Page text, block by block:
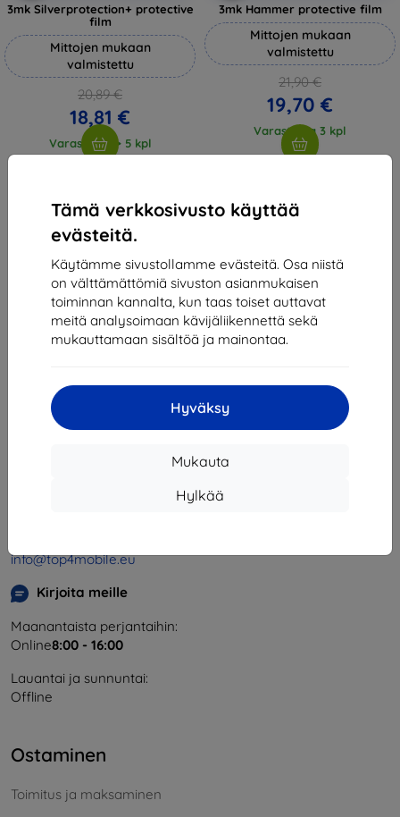
Tämä verkkosivusto käyttää
evästeitä.
Käytämme sivustollamme evästeitä. Osa niistä
on välttämättömiä sivuston asianmukaisen
toiminnan kannalta, kun taas toiset auttavat
meitä analysoimaan kävijäliikennettä sekä
mukauttamaan sisältöä ja mainontaa.
Hyväksy
Mukauta
Hylkää
3mk Silverprotection+ protective
film
Mittojen mukaan
valmistettu
20,89 €
18,81 €
Varastossa > 5 kpl
3mk Hammer protective film
Mittojen mukaan
valmistettu
21,90 €
19,70 €
Varastossa 3 kpl
yhteensä .
«
Shield-SK s.r.o.
SK2023549671
info@top4mobile.eu
Kirjoita meille
Maanantaista perjantaihin:
Online8:00 - 16:00
Lauantai ja sunnuntai:
Offline
Ostaminen
Toimitus ja maksaminen